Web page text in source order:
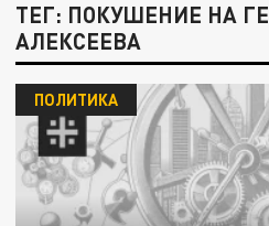
ТЕГ: ПОКУШЕНИЕ НА
АЛЕКСЕЕВА
ПОЛИТИКА